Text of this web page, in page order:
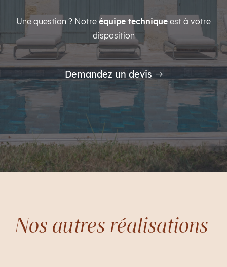
Une question ? Notre équipe technique est à votre
disposition
Demandez un devis
Nos autres réalisations